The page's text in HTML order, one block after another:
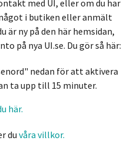
med UI, eller om du har
i butiken eller anmält
ny på den här hemsidan,
på nya UI.se. Du gör så här:
nedan för att aktivera
ta upp till 15 minuter.
här.
du våra villkor.